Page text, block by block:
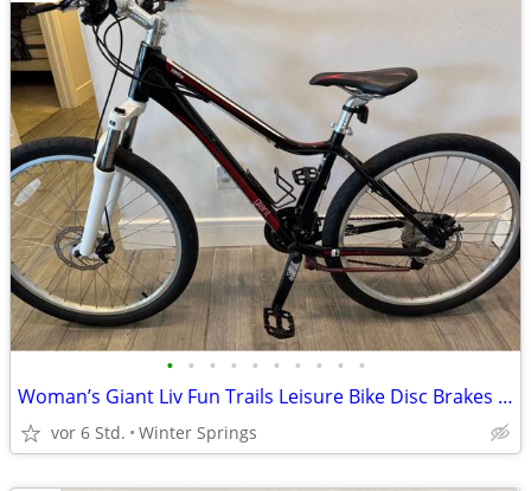
• • • • • • • • • •
Woman’s Giant Liv Fun Trails Leisure Bike Disc Brakes Tuned Ready/Ride
vor 6 Std. Winter Springs